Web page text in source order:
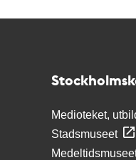
Medioteket,
Stadsmuseet